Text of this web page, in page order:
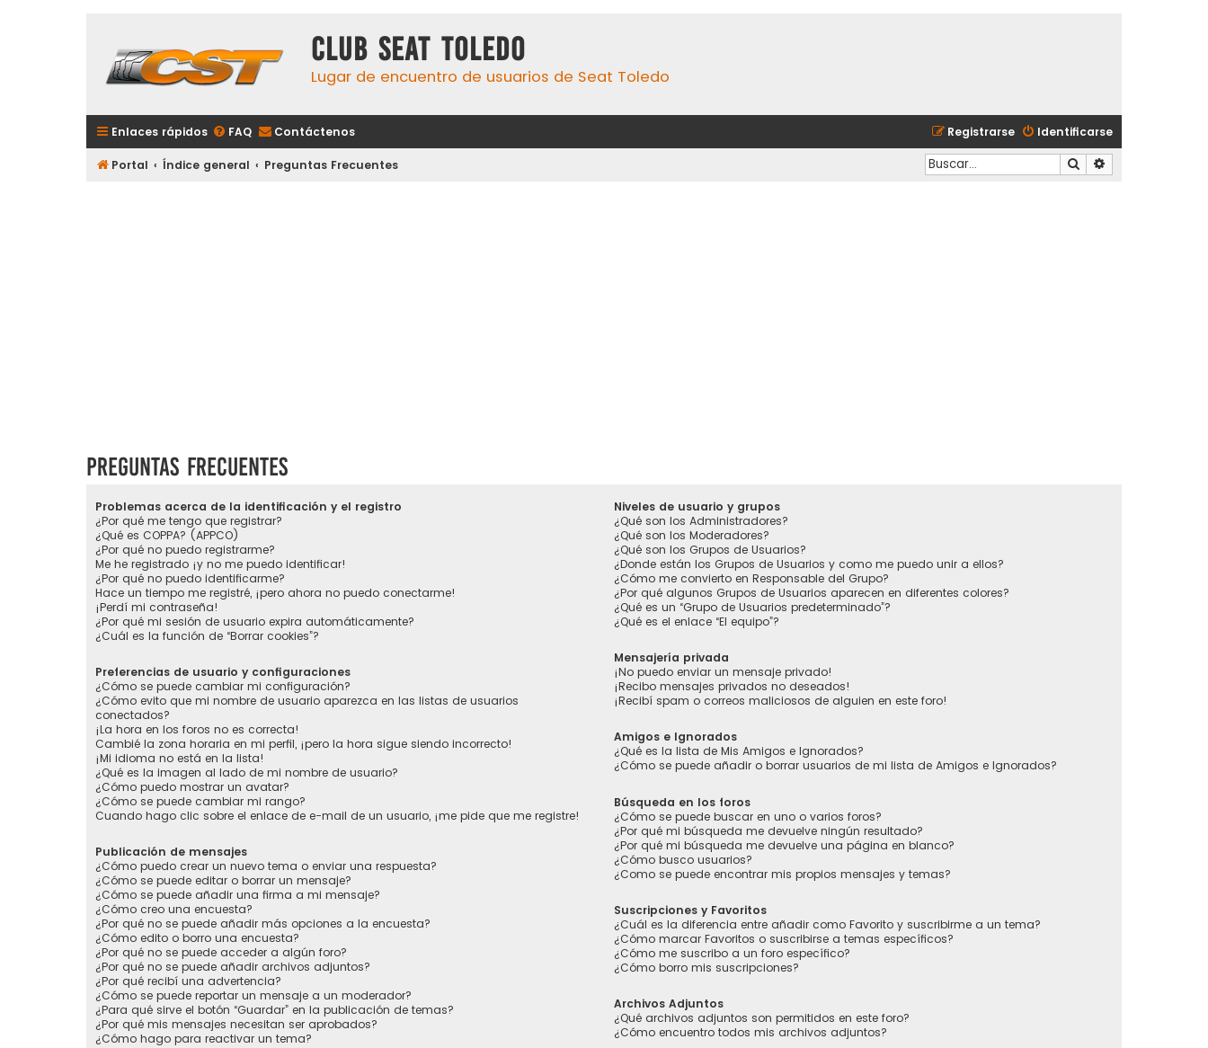
Club Seat Toledo
Lugar de encuentro de usuarios de Seat Toledo
Enlaces rápidos FAQ Contáctenos Identificarse
Registrarse
Portal Índice general Preguntas Frecuentes Buscar
Preguntas Frecuentes
Problemas acerca de la identificación y el registro
¿Por qué me tengo que registrar?
¿Qué es COPPA? (APPCO)
¿Por qué no puedo registrarme?
Me he registrado ¡y no me puedo identificar!
¿Por qué no puedo identificarme?
Hace un tiempo me registré, ¡pero ahora no puedo conectarme!
¡Perdí mi contraseña!
¿Por qué mi sesión de usuario expira automáticamente?
¿Cuál es la función de “Borrar cookies”?
Preferencias de usuario y configuraciones
¿Cómo se puede cambiar mi configuración?
¿Cómo evito que mi nombre de usuario aparezca en las listas de usuarios
conectados?
¡La hora en los foros no es correcta!
Cambié la zona horaria en mi perfil, ¡pero la hora sigue siendo incorrecto!
¡Mi idioma no está en la lista!
¿Qué es la imagen al lado de mi nombre de usuario?
¿Cómo puedo mostrar un avatar?
¿Cómo se puede cambiar mi rango?
Cuando hago clic sobre el enlace de e-mail de un usuario, ¡me pide que me registre!
Publicación de mensajes
¿Cómo puedo crear un nuevo tema o enviar una respuesta?
¿Cómo se puede editar o borrar un mensaje?
¿Cómo se puede añadir una firma a mi mensaje?
¿Cómo creo una encuesta?
¿Por qué no se puede añadir más opciones a la encuesta?
¿Cómo edito o borro una encuesta?
¿Por qué no se puede acceder a algún foro?
¿Por qué no se puede añadir archivos adjuntos?
¿Por qué recibí una advertencia?
¿Cómo se puede reportar un mensaje a un moderador?
¿Para qué sirve el botón “Guardar” en la publicación de temas?
¿Por qué mis mensajes necesitan ser aprobados?
¿Cómo hago para reactivar un tema?
Niveles de usuario y grupos
¿Qué son los Administradores?
¿Qué son los Moderadores?
¿Qué son los Grupos de Usuarios?
¿Donde están los Grupos de Usuarios y como me puedo unir a ellos?
¿Cómo me convierto en Responsable del Grupo?
¿Por qué algunos Grupos de Usuarios aparecen en diferentes colores?
¿Qué es un “Grupo de Usuarios predeterminado”?
¿Qué es el enlace “El equipo”?
Mensajería privada
¡No puedo enviar un mensaje privado!
¡Recibo mensajes privados no deseados!
¡Recibí spam o correos maliciosos de alguien en este foro!
Amigos e Ignorados
¿Qué es la lista de Mis Amigos e Ignorados?
¿Cómo se puede añadir o borrar usuarios de mi lista de Amigos e Ignorados?
Búsqueda en los foros
¿Cómo se puede buscar en uno o varios foros?
¿Por qué mi búsqueda me devuelve ningún resultado?
¿Por qué mi búsqueda me devuelve una página en blanco?
¿Cómo busco usuarios?
¿Como se puede encontrar mis propios mensajes y temas?
Suscripciones y Favoritos
¿Cuál es la diferencia entre añadir como Favorito y suscribirme a un tema?
¿Cómo marcar Favoritos o suscribirse a temas específicos?
¿Cómo me suscribo a un foro específico?
¿Cómo borro mis suscripciones?
Archivos Adjuntos
¿Qué archivos adjuntos son permitidos en este foro?
¿Cómo encuentro todos mis archivos adjuntos?